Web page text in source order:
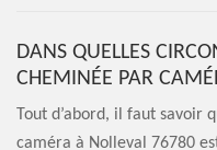
DANS QUELLES
CHEMINÉE PAR
Tout d’abord, il faut savoir
caméra à Nolleval 76780